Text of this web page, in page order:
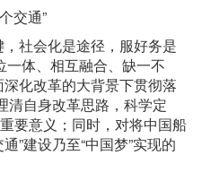
交通”
社会化是途径，服好务是
一体、相互融合、缺一不
化改革的大背景下贯彻落
清自身改革思路，科学定
要意义；同时，对将中国船
”建设乃至“中国梦”实现的